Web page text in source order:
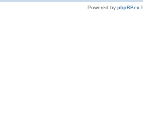
Powered by phpBBex